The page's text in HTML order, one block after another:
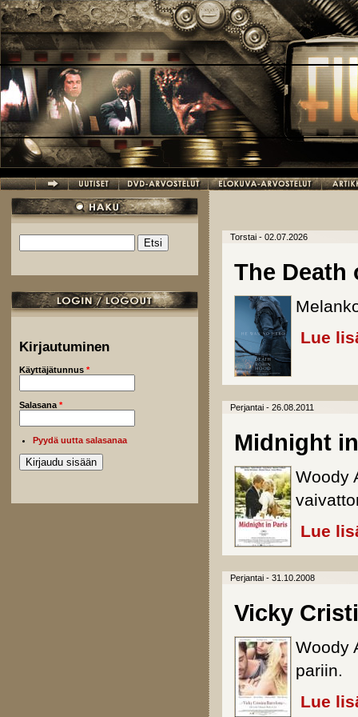
Hyppää pääsisältöön
Hakulomake
Kirjautuminen
Käyttäjätunnus *
Salasana *
Pyydä uutta salasanaa
Torstai - 02.07.2026
The Death
Lue
Perjantai - 26.08.2011
Midnight
Woody
Lue
Perjantai - 31.10.2008
Vicky
Woody
pariin.
Lue